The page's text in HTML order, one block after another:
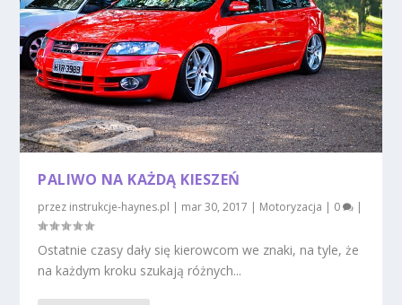
PALIWO NA KAŻDĄ KIESZEŃ
przez instrukcje-haynes.pl mar 30, 2017 Motoryzacja 0
Ostatnie czasy dały się kierowcom we znaki, na tyle, że
na każdym kroku szukają różnych...